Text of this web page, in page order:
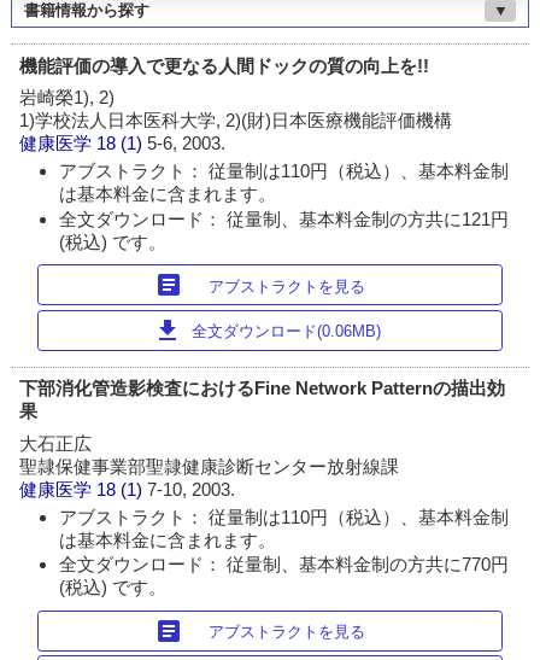
書籍情報から探す ▼
機能評価の導入で更なる人間ドックの質の向上を!!
岩崎榮1), 2)
1)学校法人日本医科大学, 2)(財)日本医療機能評価機構
健康医学 18 (1)5-6, 2003.
アブストラクト： 従量制は110円（税込）、基本料金制
は基本料金に含まれます。
全文ダウンロード： 従量制、基本料金制の方共に121円
(税込) です。
article アブストラクトを見る
download 全文ダウンロード(0.06MB)
下部消化管造影検査におけるFine Network Patternの描出効
果
大石正広
聖隷保健事業部聖隷健康診断センター放射線課
健康医学 18 (1)7-10, 2003.
アブストラクト： 従量制は110円（税込）、基本料金制
は基本料金に含まれます。
全文ダウンロード： 従量制、基本料金制の方共に770円
(税込) です。
article アブストラクトを見る